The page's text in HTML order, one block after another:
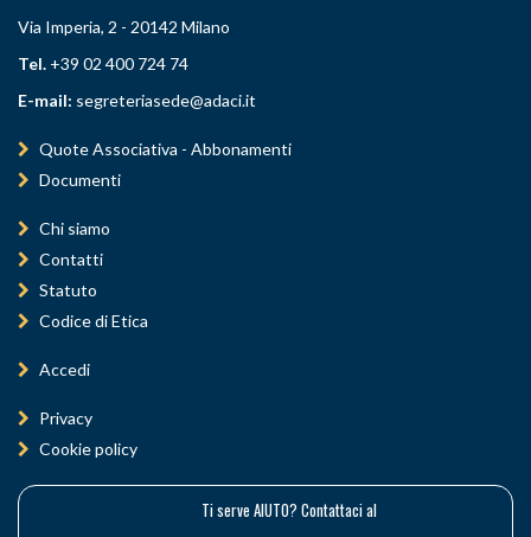
Via Imperia, 2 - 20142 Milano
Tel. +39 02 400 724 74
E-mail: segreteriasede@adaci.it
Quote Associativa - Abbonamenti
Documenti
Chi siamo
Contatti
Statuto
Codice di Etica
Accedi
Privacy
Cookie policy
Ti serve AIUTO? Contattaci al